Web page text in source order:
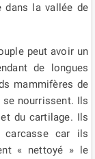
dans la vallée de
peut avoir un
de longues
mammifères de
nourrissent. Ils
du cartilage. Ils
car ils
« nettoyé » le